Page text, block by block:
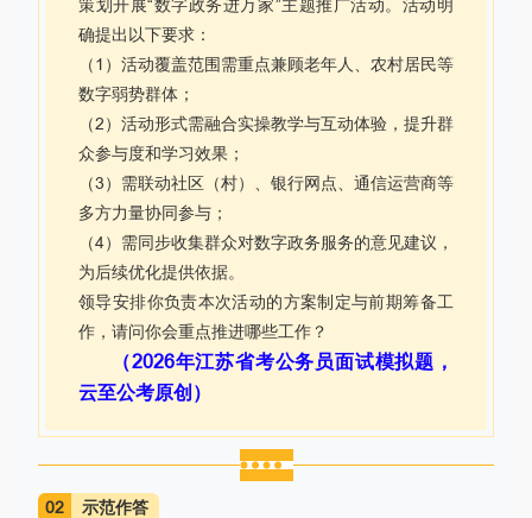
策划开展“数字政务进万家”主题推广活动。活动明
确提出以下要求：
（1）活动覆盖范围需重点兼顾老年人、农村居民等
数字弱势群体；
（2）活动形式需融合实操教学与互动体验，提升群
众参与度和学习效果；
（3）需联动社区（村）、银行网点、通信运营商等
多方力量协同参与；
（4）需同步收集群众对数字政务服务的意见建议，
为后续优化提供依据。
领导安排你负责本次活动的方案制定与前期筹备工
作，请问你会重点推进哪些工作？
（2026年江苏省考公务员面试模拟题，
云至公考原创）
02 示范作答